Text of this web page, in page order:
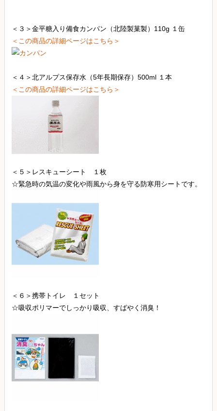
＜３＞金平糖入り備食カンパン（北陸製菓製）110g １缶
＜この商品の詳細ページはこちら＞
＜４＞北アルプス保存水（5年長期保存）500ml １本
＜この商品の詳細ページはこちら＞
＜５＞レスキューシート １枚
☆緊急時の気温の変化や雨風から身を守る防寒用シートです。
＜６＞携帯トイレ １セット
☆吸収ポリマーでしっかり吸収、すばやく消臭！